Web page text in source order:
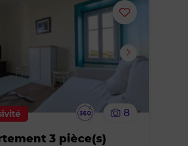
Ajouter
8
Visite
virtuelle
3 pièce(s)